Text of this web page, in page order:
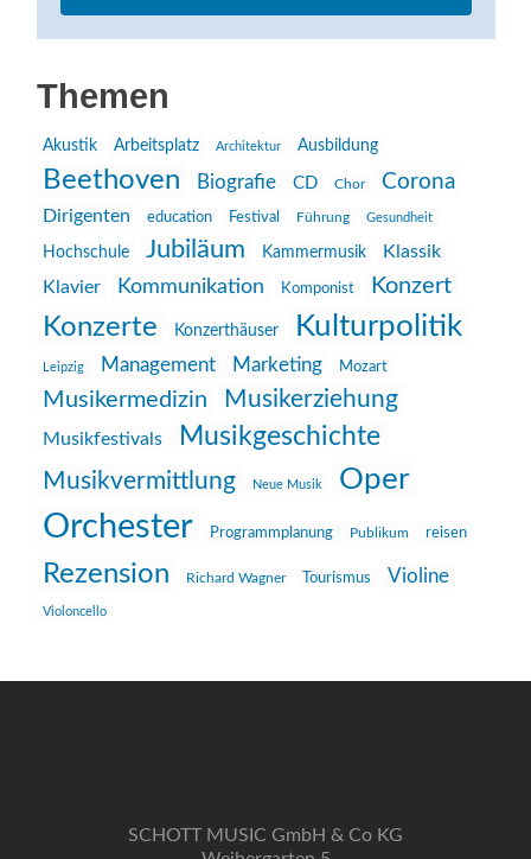
Themen
Akustik Arbeitsplatz Architektur Ausbildung
Beethoven Biografie CD Chor Corona
Dirigenten education Festival Führung Gesundheit
Hochschule Jubiläum Kammermusik
Klassik
Klavier
Kommunikation Komponist Konzert
Konzerte Konzerthäuser Kulturpolitik
Leipzig Management Marketing Mozart
Musikermedizin Musikerziehung
Musikfestivals Musikgeschichte
Musikvermittlung Neue Musik Oper
Orchester Programmplanung Publikum reisen
Rezension Richard Wagner Tourismus Violine
Violoncello
SCHOTT MUSIC GmbH & Co KG